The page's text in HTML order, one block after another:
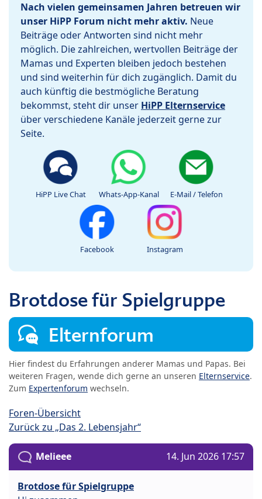
Nach vielen gemeinsamen Jahren betreuen wir
unser HiPP Forum nicht mehr aktiv. Neue
Beiträge oder Antworten sind nicht mehr
möglich. Die zahlreichen, wertvollen Beiträge der
Mamas und Experten bleiben jedoch bestehen
und sind weiterhin für dich zugänglich. Damit du
auch künftig die bestmögliche Beratung
bekommst, steht dir unser HiPP Elternservice
über verschiedene Kanäle jederzeit gerne zur
Seite.
HiPP Live Chat Whats-App-Kanal E-Mail / Telefon
Facebook Instagram
Brotdose für Spielgruppe
Elternforum
Hier findest du Erfahrungen anderer Mamas und Papas. Bei
weiteren Fragen, wende dich gerne an unseren Elternservice.
Zum Expertenforum wechseln.
Foren-Übersicht
Zurück zu „Das 2. Lebensjahr“
Melieee 14. Jun 2026 17:57
Brotdose für Spielgruppe